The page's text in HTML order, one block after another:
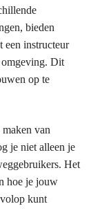
bieden
een instructeur
omgeving. Dit
op te
van
je niet alleen je
Het
hoe je jouw
kunt